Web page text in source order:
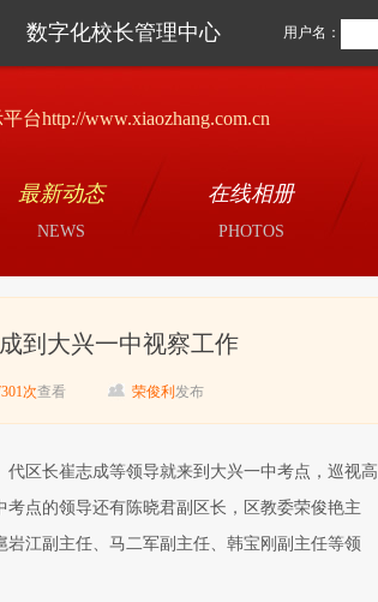
数字化校长管理中心 用户名：
台http://www.xiaozhang.com.cn
最新动态 在线相册
NEWS PHOTOS
到大兴一中视察工作
次查看 荣俊利 发布
区长崔志成等领导就来到大兴一中考点，巡视高
点的领导还有陈晓君副区长，区教委荣俊艳主
江副主任、马二军副主任、韩宝刚副主任等领